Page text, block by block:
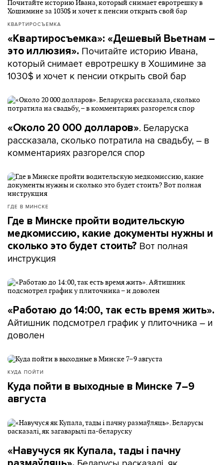
КВАРТИРОСЪЕМКА
«Квартиросъемка»: «Дешевый Вьетнам –
это иллюзия». Почитайте историю Ивана,
который снимает евротрешку в Хошимине за
1030$ и хочет к пенсии открыть свой бар
«Около 20 000 долларов». Беларуска
рассказала, сколько потратила на свадьбу, – в
комментариях разгорелся спор
ГДЕ В МИНСКЕ
Где в Минске пройти водительскую
медкомиссию, какие документы нужны и
сколько это будет стоить? Вот полная
инструкция
«Работаю до 14:00, так есть время жить».
Айтишник подсмотрел график у плиточника – и
доволен
КУДА ПОЙТИ
Куда пойти в выходные в Минске 7–9
августа
«Навучуся як Купала, тады і пачну